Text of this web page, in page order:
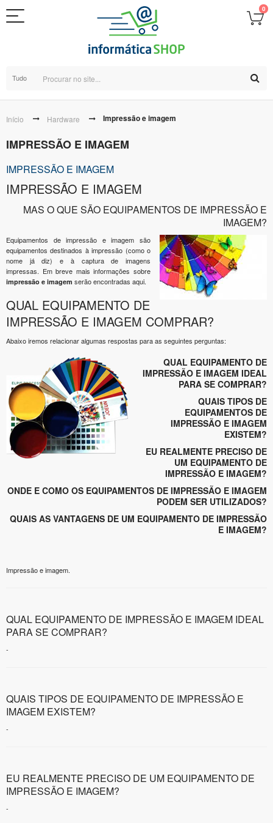
0
Tudo
Início Hardware Impressão e imagem
IMPRESSÃO E IMAGEM
IMPRESSÃO E IMAGEM
IMPRESSÃO E IMAGEM
MAS O QUE SÃO EQUIPAMENTOS DE IMPRESSÃO E
IMAGEM?
Equipamentos de impressão e imagem são
equipamentos destinados à impressão (como o
nome já diz) e à captura de imagens
impressas. Em breve mais informações sobre
impressão e imagem serão encontradas aqui.
QUAL EQUIPAMENTO DE
IMPRESSÃO E IMAGEM COMPRAR?
Abaixo iremos relacionar algumas respostas para as seguintes perguntas:
QUAL EQUIPAMENTO DE
IMPRESSÃO E IMAGEM IDEAL
PARA SE COMPRAR?
QUAIS TIPOS DE
EQUIPAMENTOS DE
IMPRESSÃO E IMAGEM
EXISTEM?
EU REALMENTE PRECISO DE
UM EQUIPAMENTO DE
IMPRESSÃO E IMAGEM?
ONDE E COMO OS EQUIPAMENTOS DE IMPRESSÃO E IMAGEM
PODEM SER UTILIZADOS?
QUAIS AS VANTAGENS DE UM EQUIPAMENTO DE IMPRESSÃO
E IMAGEM?
Impressão e imagem.
QUAL EQUIPAMENTO DE IMPRESSÃO E IMAGEM IDEAL
PARA SE COMPRAR?
-
QUAIS TIPOS DE EQUIPAMENTO DE IMPRESSÃO E
IMAGEM EXISTEM?
-
EU REALMENTE PRECISO DE UM EQUIPAMENTO DE
IMPRESSÃO E IMAGEM?
-